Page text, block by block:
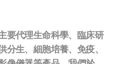
要代理生命科學、臨床研
分生、細胞培養、免疫、